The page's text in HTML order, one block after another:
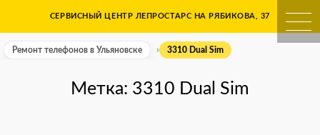
content
Ремонт телефонов в
СЕРВИСНЫЙ ЦЕНТР ЛЕПРОСТАРС НА РЯБИКОВА, 37
Ремонт телефонов в Ульяновске 3310 Dual Sim
Метка: 3310 Dual Sim